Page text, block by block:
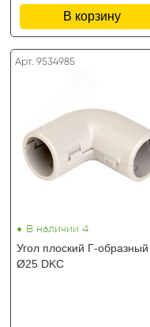
В корзину
Арт. 9534985
• В наличии 4
Угол плоский Г-образный
Ø25 DKC